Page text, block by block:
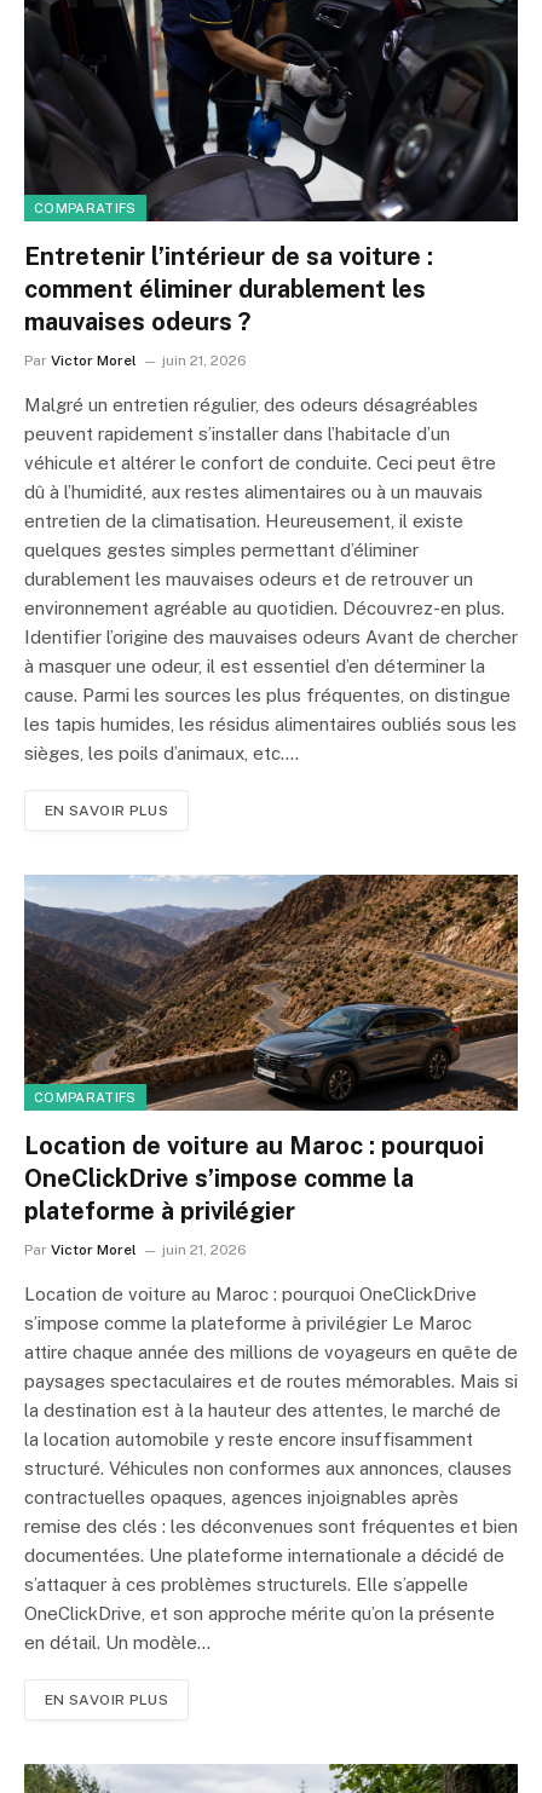
COMPARATIFS
Entretenir l’intérieur de sa voiture :
comment éliminer durablement les
mauvaises odeurs ?
Par Victor Morel juin 21, 2026
Malgré un entretien régulier, des odeurs désagréables
peuvent rapidement s’installer dans l’habitacle d’un
véhicule et altérer le confort de conduite. Ceci peut être
dû à l’humidité, aux restes alimentaires ou à un mauvais
entretien de la climatisation. Heureusement, il existe
quelques gestes simples permettant d’éliminer
durablement les mauvaises odeurs et de retrouver un
environnement agréable au quotidien. Découvrez-en plus.
Identifier l’origine des mauvaises odeurs Avant de chercher
à masquer une odeur, il est essentiel d’en déterminer la
cause. Parmi les sources les plus fréquentes, on distingue
les tapis humides, les résidus alimentaires oubliés sous les
sièges, les poils d’animaux, etc.…
EN SAVOIR PLUS
COMPARATIFS
Location de voiture au Maroc : pourquoi
OneClickDrive s’impose comme la
plateforme à privilégier
Par Victor Morel juin 21, 2026
Location de voiture au Maroc : pourquoi OneClickDrive
s’impose comme la plateforme à privilégier Le Maroc
attire chaque année des millions de voyageurs en quête de
paysages spectaculaires et de routes mémorables. Mais si
la destination est à la hauteur des attentes, le marché de
la location automobile y reste encore insuffisamment
structuré. Véhicules non conformes aux annonces, clauses
contractuelles opaques, agences injoignables après
remise des clés : les déconvenues sont fréquentes et bien
documentées. Une plateforme internationale a décidé de
s’attaquer à ces problèmes structurels. Elle s’appelle
OneClickDrive, et son approche mérite qu’on la présente
en détail. Un modèle…
EN SAVOIR PLUS